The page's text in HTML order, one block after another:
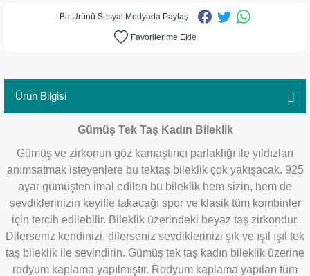
Bu Ürünü Sosyal Medyada Paylaş
Ürün Bilgisi
Gümüş Tek Taş Kadın Bileklik
Gümüş ve zirkonun göz kamaştırıcı parlaklığı ile yıldızları
anımsatmak isteyenlere bu tektaş bileklik çok yakışacak. 925
ayar gümüşten imal edilen bu bileklik hem sizin, hem de
sevdiklerinizin keyifle takacağı spor ve klasik tüm kombinler
için tercih edilebilir. Bileklik üzerindeki beyaz taş zirkondur.
Dilerseniz kendinizi, dilerseniz sevdiklerinizi şık ve ışıl ışıl tek
taş bileklik ile sevindirin. Gümüş tek taş kadın bileklik üzerine
rodyum kaplama yapılmıştır. Rodyum kaplama yapılan tüm